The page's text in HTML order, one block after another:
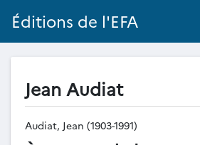
Éditions de l'EFA
Jean Audiat
Audiat, Jean (1903-1991)